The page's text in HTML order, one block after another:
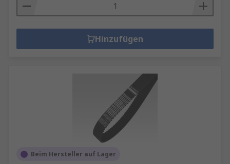
Hinzufügen
Beim Hersteller auf Lager